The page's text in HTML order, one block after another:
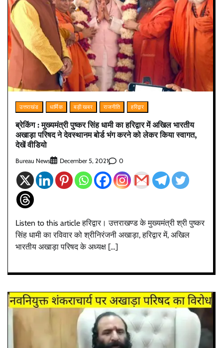
उत्तराखंड धार्मिक बड़ी खबर राजनीति हरिद्वार
ब्रेकिंग : मुख्यमंत्री पुष्कर सिंह धामी का हरिद्वार में अखिल भारतीय
अखाड़ा परिषद ने देवस्थानम बोर्ड भंग करने को लेकर किया स्वागत,
देखें वीडियो
Bureau News December 5, 2021 0
Listen to this article हरिद्वार। उत्तराखण्ड के मुख्यमंत्री श्री पुष्कर
सिंह धामी का रविवार को श्रीनिरंजनी अखाड़ा, हरिद्वार में, अखिल
भारतीय अखाड़ा परिषद के अध्यक्ष […]